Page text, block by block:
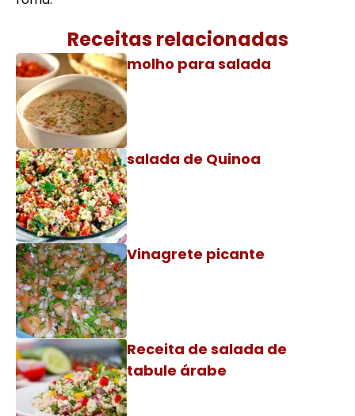
Receitas relacionadas
molho para salada
salada de Quinoa
Vinagrete picante
Receita de salada de
tabule árabe